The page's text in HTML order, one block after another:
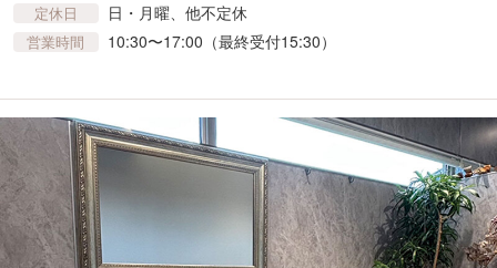
定休日 日・月曜、他不定休
営業時間 10:30〜17:00（最終受付15:30）